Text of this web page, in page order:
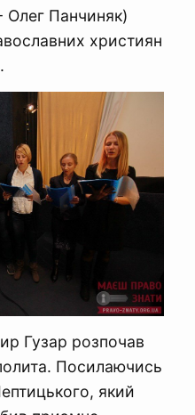
Олег Панчиняк)
християн
Гузар розпочав
Посилаючись
який